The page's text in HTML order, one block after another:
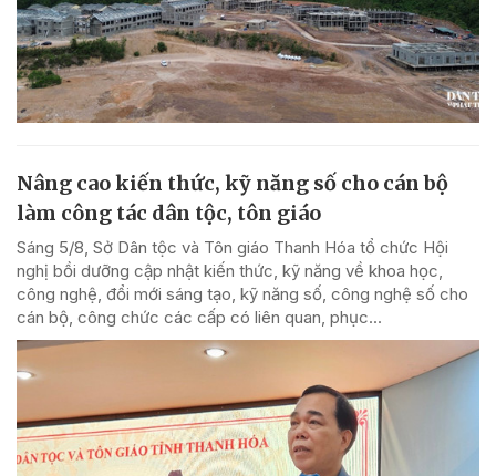
Nâng cao kiến thức, kỹ năng số cho cán bộ
làm công tác dân tộc, tôn giáo
Sáng 5/8, Sở Dân tộc và Tôn giáo Thanh Hóa tổ chức Hội
nghị bồi dưỡng cập nhật kiến thức, kỹ năng về khoa học,
công nghệ, đổi mới sáng tạo, kỹ năng số, công nghệ số cho
cán bộ, công chức các cấp có liên quan, phục...